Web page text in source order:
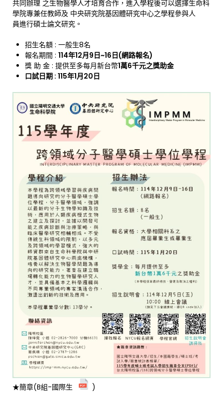
共同辦理 之生物醫學人才培育合作，進入學程後可以選擇生命科
學院專兼任教師及 中央研究院基因體研究中心之學程參與人
員進行碩士論文研究。
招生名額 : 一般生8名
報名期間 : 114年12月9日~16日(網路報名)
獎 助 金 : 提供至多每月新台幣1萬6千元之獎助金
口試日期 : 115年1月20日
★簡章(B組-國際生 )